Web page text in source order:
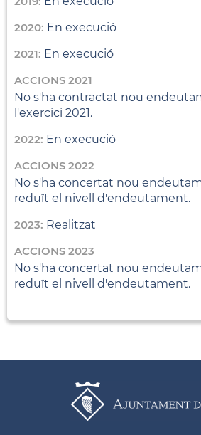
2020: En execució
2021: En execució
ACCIONS 2021
No s'ha contractat nou
l'exercici 2021.
2022: En execució
ACCIONS 2022
No s'ha concertat nou
reduït el nivell d'endeutament.
2023: Realitzat
ACCIONS 2023
No s'ha concertat nou
reduït el nivell d'endeutament.